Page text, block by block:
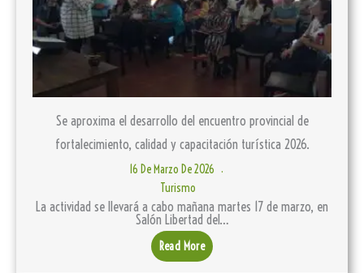
Se aproxima el desarrollo del encuentro provincial de
fortalecimiento, calidad y capacitación turística 2026.
16 De Marzo De 2026
Turismo
La actividad se llevará a cabo mañana martes 17 de marzo, en
Salón Libertad del…
Read More